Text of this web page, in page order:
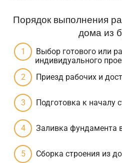
Порядок выполнения
дома из
Выбор готового или
индивидуального
Приезд рабочих и
Подготовка к началу
Заливка фундамента
Сборка строения из